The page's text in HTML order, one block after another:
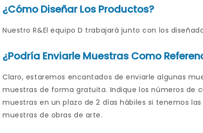
¿Cómo Diseñar Los Productos?
Nuestro R&El equipo D trabajará junto con los
¿Podría Enviarle Muestras Como
Claro, estaremos encantados de enviarle algunas
muestras de forma gratuita. Indique los números de
muestras en un plazo de 2 días hábiles si tenemos
muestras de obras de arte.